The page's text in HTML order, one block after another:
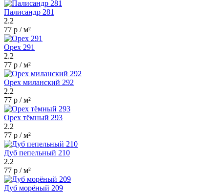
Палисандр 281
2.2
77 р / м²
Орех 291
2.2
77 р / м²
Орех миланский 292
2.2
77 р / м²
Орех тёмный 293
2.2
77 р / м²
Дуб пепельный 210
2.2
77 р / м²
Дуб морёный 209